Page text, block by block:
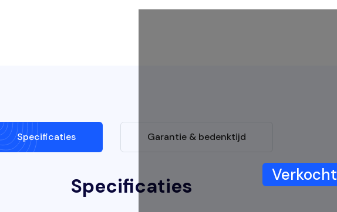
Verkocht
Specificaties Garantie & bedenktijd
Specificaties